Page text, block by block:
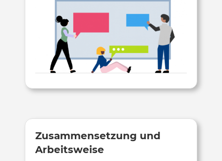
Zusammensetzung und
Arbeitsweise